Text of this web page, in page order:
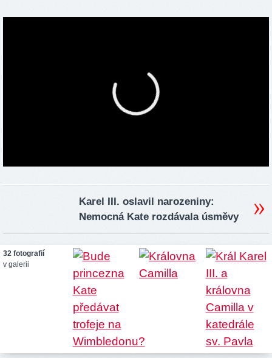
Karel III. oslavil narozeniny:
Nemocná Kate rozdávala úsměvy
32 fotografií
v galerii